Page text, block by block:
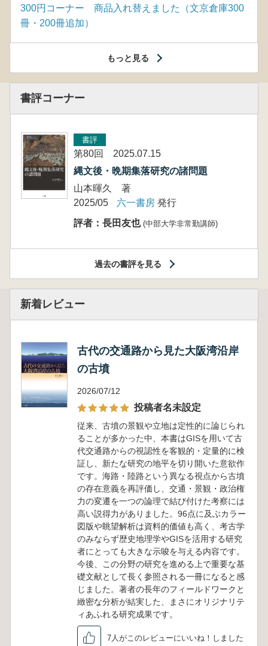
300円コーナー 商品入れ替えました（文京倉庫300
冊・200冊追加）
もっと見る
書評コーナー
書評
第80回 2025.07.15
縄文後・晩期集落研究の諸問題
山本暉久 著
2025/05
六一書房 発行
評者：長田友也 (中部大学非常勤講師)
過去の書評を見る
新着レビュー
古代の交通路から見た大阪湾沿岸
の古墳
2026/07/12
投稿者名未設定
従来、古墳の景観や立地は定性的に論じられ
ることが多かった中、本書はGISを用いて古
代交通路からの視認性を客観的・定量的に検
証し、新たな研究の地平を切り開いた意欲作
です。海路・陸路という異なる視点から古墳
の存在意義を再評価し、交通・景観・政治権
力の変遷を一つの論理で結び付けた考察には
高い説得力がありました。96点に及ぶカラー
図版や眺望解析は資料的価値も高く、考古学
のみならず歴史地理学やGISを活用する研究
者にとっても大きな示唆を与える内容です。
今後、この分野の研究を進める上で重要な基
礎文献として長く参照される一冊になると感
じました。著者の長年のフィールドワークと
緻密な分析が結実した、まさにオリジナリテ
ィあふれる研究成果です。
7人がこのレビューにいいね！しました